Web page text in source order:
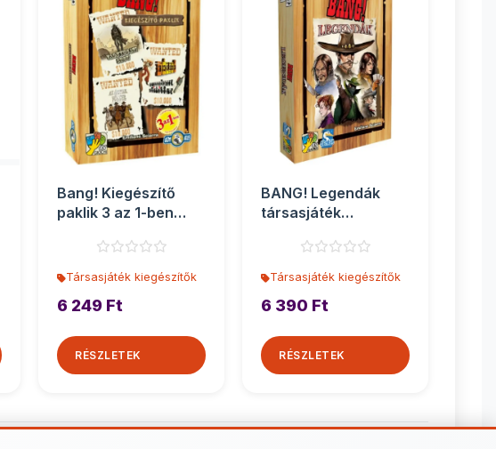
Bang! Kiegészítő
paklik 3 az 1-ben
Társasjáték kiegészítők
6 249 Ft
RÉSZLETEK
BANG! Legendák
társasjáték
Társasjáték kiegészítők
6 390 Ft
RÉSZLETEK